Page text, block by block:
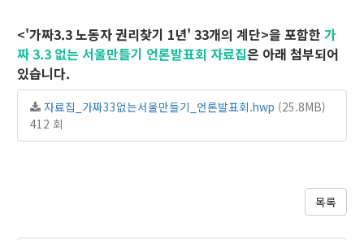
<'가짜3.3 노동자 권리찾기 1년' 33개의 계단>을 포함한 가
짜 3.3 없는 서울만들기 언론발표회 자료집은 아래 첨부되어
있습니다.
자료집_가짜33없는서울만들기_언론발표회.hwp (25.8MB)
412 회
목록